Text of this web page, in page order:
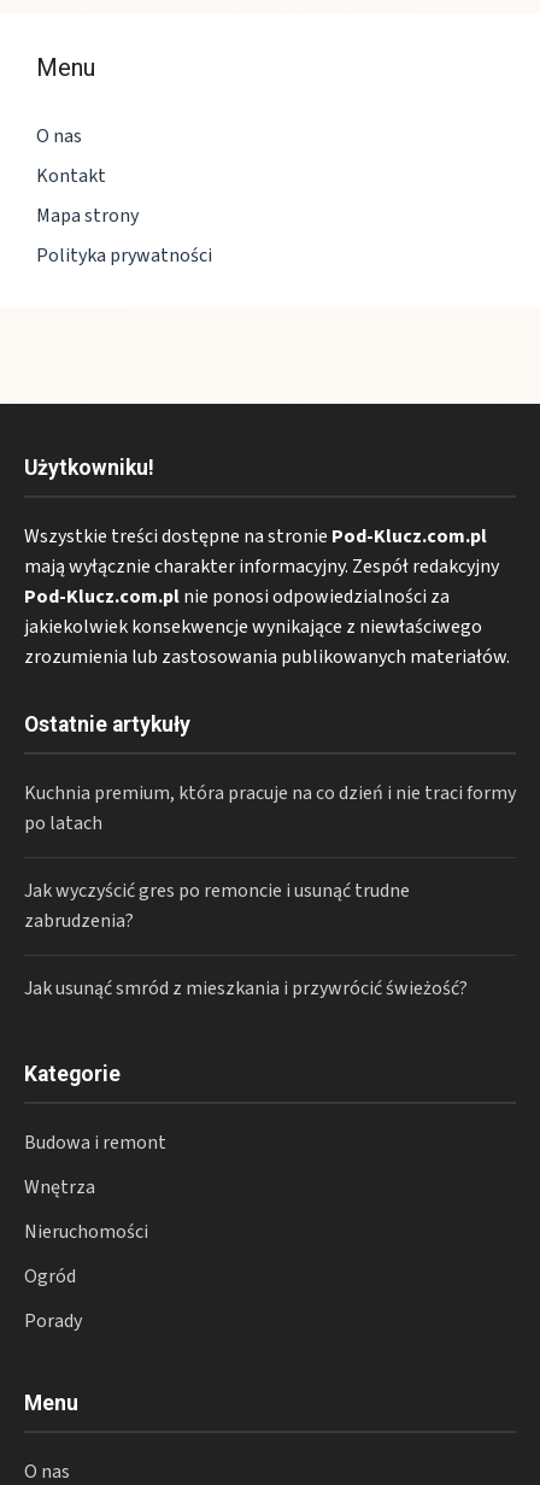
Menu
O nas
Kontakt
Mapa strony
Polityka prywatności
Użytkowniku!
Wszystkie treści dostępne na stronie Pod-Klucz.com.pl
mają wyłącznie charakter informacyjny. Zespół redakcyjny
Pod-Klucz.com.plnie ponosi odpowiedzialności za
jakiekolwiek konsekwencje wynikające z niewłaściwego
zrozumienia lub zastosowania publikowanych materiałów.
Ostatnie artykuły
Kuchnia premium, która pracuje na co dzień i nie traci formy
po latach
Jak wyczyścić gres po remoncie i usunąć trudne
zabrudzenia?
Jak usunąć smród z mieszkania i przywrócić świeżość?
Kategorie
Budowa i remont
Wnętrza
Nieruchomości
Ogród
Porady
Menu
O nas